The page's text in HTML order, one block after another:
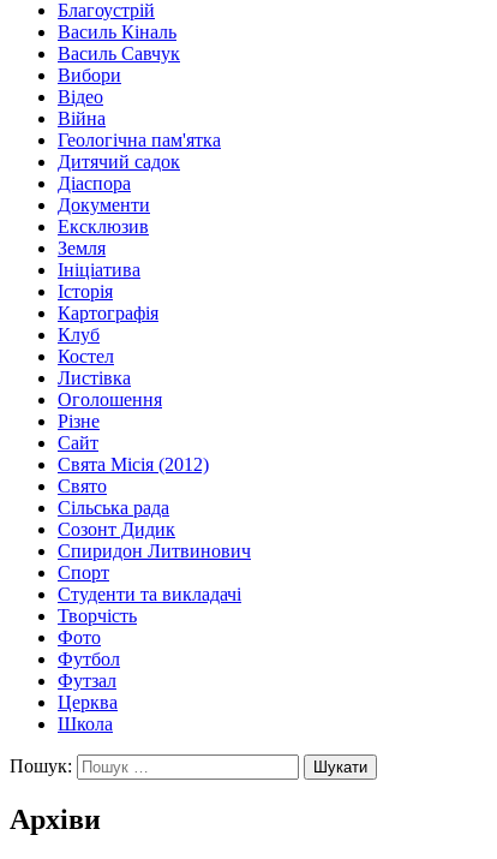
Благоустрій
Василь Кіналь
Василь Савчук
Вибори
Відео
Війна
Геологічна пам'ятка
Дитячий садок
Діаспора
Документи
Ексклюзив
Земля
Ініціатива
Історія
Картографія
Клуб
Костел
Листівка
Оголошення
Різне
Сайт
Свята Місія (2012)
Свято
Сільська рада
Созонт Дидик
Спиридон Литвинович
Спорт
Студенти та викладачі
Творчість
Фото
Футбол
Футзал
Церква
Школа
Пошук:
Архіви